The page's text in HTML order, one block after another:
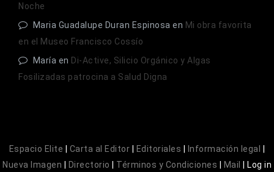
Noche
Maria Guadalupe Duran Espinosa en Mi obra favorita
en el Museo Francisco Cossío
María en Di-Active, Silicio Orgánico y Algas
Fosilizadas patrocina a Salud Digna
Espacio Elite Carta al Editor Editoriales Información legal
Nueva Imagen
Directorio Términos y Condiciones Mail Log in